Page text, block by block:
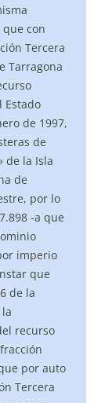
con
Tercera
Tarragona
Estado
de 1997,
de
de la Isla
de
por lo
-a que
imperio
que
de la
recurso
por auto
Tercera